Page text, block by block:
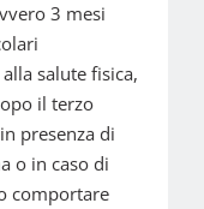
3 mesi
salute fisica,
il terzo
presenza di
o in caso di
comportare